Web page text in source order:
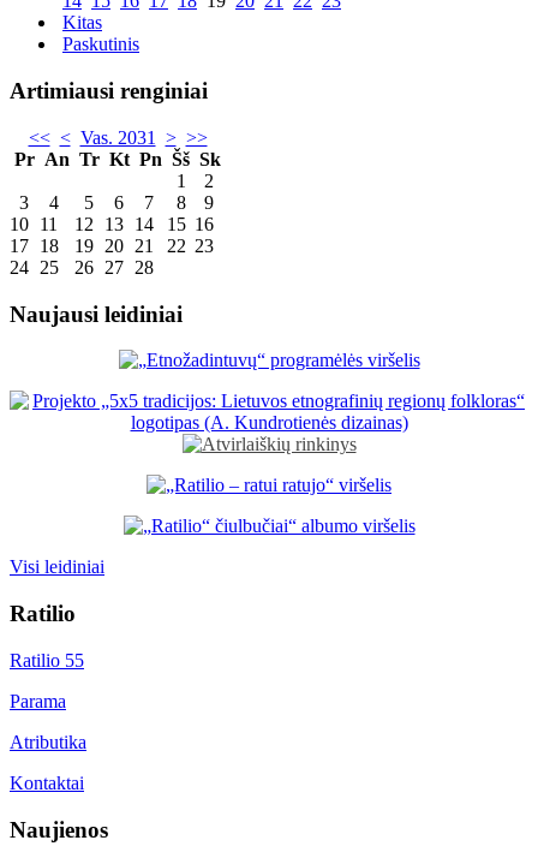
Kitas
Paskutinis
Artimiausi renginiai
<< < Vas. 2031 > >>
Pr An Tr Kt Pn Šš Sk
1
2
3
4 5 6 7 8
9
10 11 12 13 14 15 16
17 18 19 20 21 22 23
24 25 26 27 28
Naujausi leidiniai
Visi leidiniai
Ratilio
Ratilio 55
Parama
Atributika
Kontaktai
Naujienos